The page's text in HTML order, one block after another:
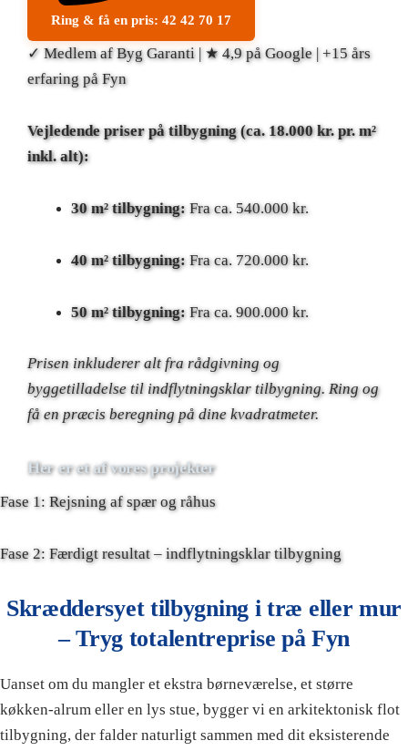
Ring & få en pris: 42 42 70 17
✓ Medlem af Byg Garanti | ★ 4,9 på Google | +15 års
erfaring på Fyn
Vejledende priser på tilbygning (ca. 18.000 kr. pr. m²
inkl. alt):
30 m² tilbygning: Fra ca. 540.000 kr.
40 m² tilbygning: Fra ca. 720.000 kr.
50 m² tilbygning: Fra ca. 900.000 kr.
Prisen inkluderer alt fra rådgivning og
byggetilladelse til indflytningsklar tilbygning. Ring og
få en præcis beregning på dine kvadratmeter.
Her er et af vores projekter
Fase 1: Rejsning af spær og råhus
Fase 2: Færdigt resultat – indflytningsklar tilbygning
Skræddersyet tilbygning i træ eller mur
– Tryg totalentreprise på Fyn
Uanset om du mangler et ekstra børneværelse, et større
køkken-alrum eller en lys stue, bygger vi en arkitektonisk flot
tilbygning, der falder naturligt sammen med dit eksisterende